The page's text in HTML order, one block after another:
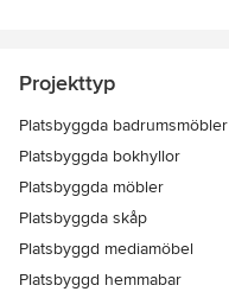
Projekttyp
Platsbyggda badrumsmöbler
Platsbyggda bokhyllor
Platsbyggda möbler
Platsbyggda skåp
Platsbyggd mediamöbel
Platsbyggd hemmabar